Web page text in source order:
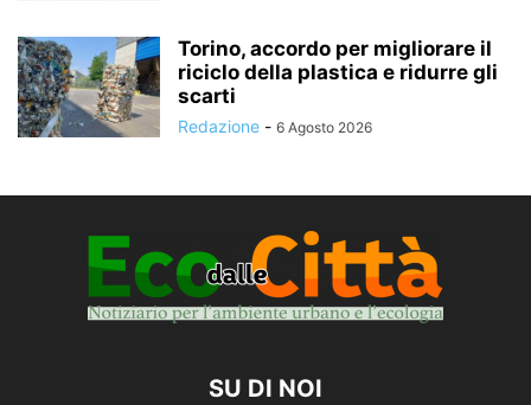
Torino, accordo per migliorare il
riciclo della plastica e ridurre gli
scarti
Redazione - 6 Agosto 2026
SU DI NOI